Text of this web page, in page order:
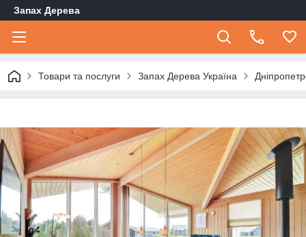
Запах Дерева
Товари та послуги Запах Дерева Україна